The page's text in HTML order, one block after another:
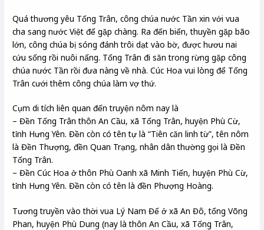
Quá thương yêu Tống Trân, công chúa nước Tần xin với vua
cha sang nước Việt để gặp chàng. Ra đến biển, thuyền gặp bão
lớn, công chúa bị sóng đánh trôi dạt vào bờ, được hươu nai
cứu sống rồi nuôi nấng. Tống Trân đi săn trong rừng gặp công
chúa nước Tần rồi đưa nàng về nhà. Cúc Hoa vui lòng để Tống
Trân cưới thêm công chúa làm vợ thứ.
Cụm di tích liên quan đến truyện nôm nay là
– Đền Tống Trân thôn An Cầu, xã Tống Trân, huyện Phù Cừ,
tỉnh Hưng Yên. Đền còn có tên tự là “Tiên căn linh từ”, tên nôm
là Đền Thượng, đền Quan Trạng, nhân dân thường gọi là Đền
Tống Trân.
– Đền Cúc Hoa ở thôn Phù Oanh xã Minh Tiến, huyện Phù Cừ,
tỉnh Hưng Yên. Đền còn có tên là đền Phượng Hoàng.
Tương truyền vào thời vua Lý Nam Đế ở xã An Đô, tổng Võng
Phan, huyện Phù Dung (nay là thôn An Cầu, xã Tống Trân,